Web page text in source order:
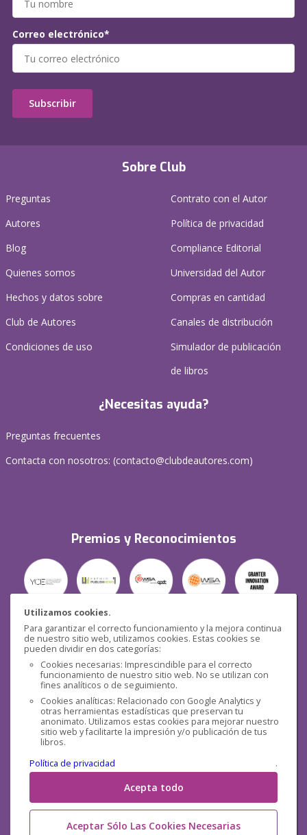
Utilizamos cookies.
Para garantizar el correcto funcionamiento y la mejora continua
de nuestro sitio web, utilizamos cookies. Estas cookies se
pueden dividir en dos categorías:
Cookies necesarias: Imprescindible para el correcto
funcionamiento de nuestro sitio web. No se utilizan con
fines analíticos o de seguimiento.
Cookies analíticas: Relacionado con Google Analytics y
otras herramientas estadísticas que preservan tu
anonimato. Utilizamos estas cookies para mejorar nuestro
sitio web y facilitarte la impresión y/o publicación de tus
libros.
Política de privacidad
.
Acepta todo
Aceptar Sólo Las Cookies Necesarias
Sobre Club
Preguntas
Autores
Blog
Quienes somos
Hechos y datos sobre
Club de Autores
Condiciones de uso
Contrato con el Autor
Política de privacidad
Compliance Editorial
Universidad del Autor
Compras en cantidad
Canales de distribución
Simulador de publicación
de libros
¿Necesitas ayuda?
Preguntas frecuentes
Contacta con nosotros: (contacto@clubdeautores.com)
Premios y Reconocimientos
Seguridad
Redes sociales
Correo electrónico*
Subscribir